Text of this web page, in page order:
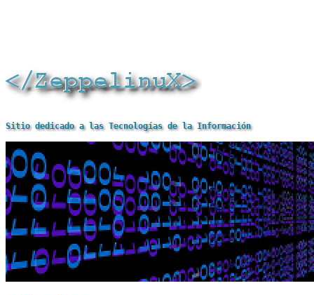
Sitio dedicado a las Tecnologías de la Información